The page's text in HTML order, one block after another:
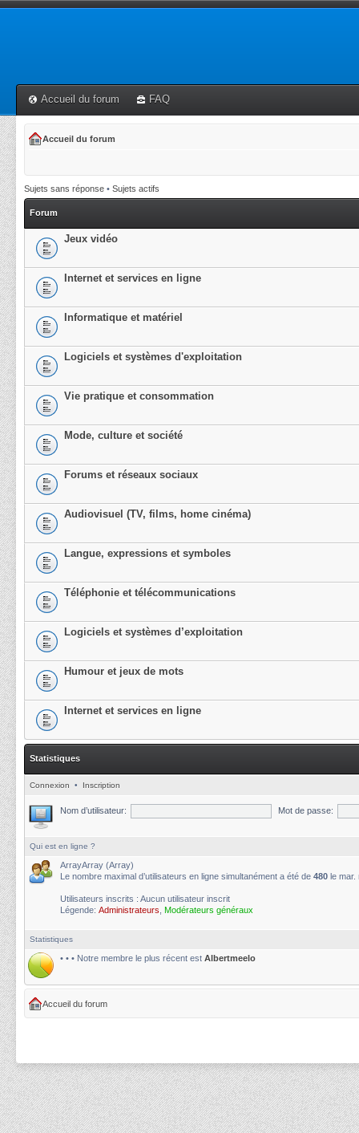
Accueil du forum FAQ
Accueil du forum
Sujets sans réponse • Sujets actifs
Forum
Jeux vidéo
Internet et services en ligne
Informatique et matériel
Logiciels et systèmes d'exploitation
Vie pratique et consommation
Mode, culture et société
Forums et réseaux sociaux
Audiovisuel (TV, films, home cinéma)
Langue, expressions et symboles
Téléphonie et télécommunications
Logiciels et systèmes d’exploitation
Humour et jeux de mots
Internet et services en ligne
Statistiques
Connexion • Inscription
Nom d’utilisateur: Mot de passe:
Qui est en ligne ?
ArrayArray (Array)
Le nombre maximal d’utilisateurs en ligne simultanément a été de 480 le mar.
Utilisateurs inscrits : Aucun utilisateur inscrit
Légende: Administrateurs Modérateurs généraux
Statistiques
• • • Notre membre le plus récent est Albertmeelo
Accueil du forum